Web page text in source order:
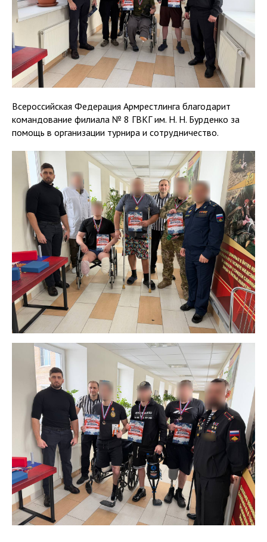
Всероссийская Федерация Армрестлинга благодарит
командование филиала № 8 ГВКГ им. Н. Н. Бурденко за
помощь в организации турнира и сотрудничество.